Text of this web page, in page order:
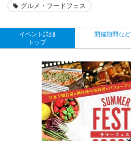
グルメ・フードフェス
イベント詳細
トップ
開催期間など